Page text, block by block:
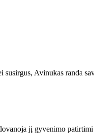
Avinukas randa
jį gyvenimo